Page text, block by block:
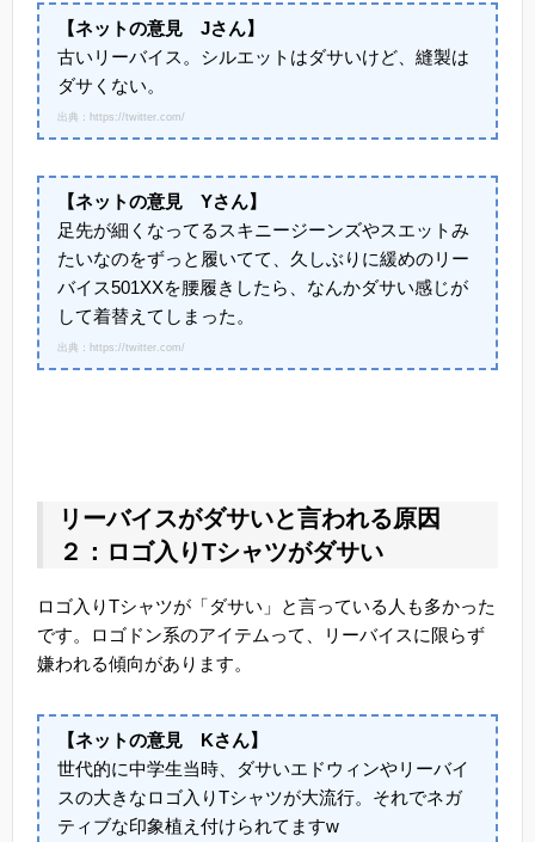
【ネットの意見 Jさん】
古いリーバイス。シルエットはダサいけど、縫製は
ダサくない。
出典：https://twitter.com/
【ネットの意見 Yさん】
足先が細くなってるスキニージーンズやスエットみ
たいなのをずっと履いてて、久しぶりに緩めのリー
バイス501XXを腰履きしたら、なんかダサい感じが
して着替えてしまった。
出典：https://twitter.com/
リーバイスがダサいと言われる原因
２：ロゴ入りTシャツがダサい
ロゴ入りTシャツが「ダサい」と言っている人も多かった
です。ロゴドン系のアイテムって、リーバイスに限らず
嫌われる傾向があります。
【ネットの意見 Kさん】
世代的に中学生当時、ダサいエドウィンやリーバイ
スの大きなロゴ入りTシャツが大流行。それでネガ
ティブな印象植え付けられてますw